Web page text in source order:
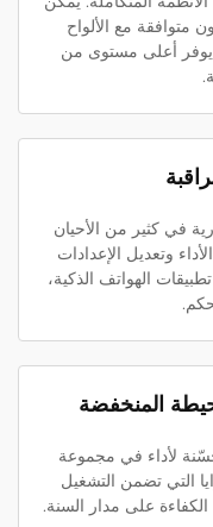
متوافقة مع الألواح
يوفر أعلى مستوى من
في كثير من الأحيان
وتعديل الإعدادات
الهواتف الذكية،
المنخفضة
لأداء في مجموعة
التي تضمن التشغيل
على مدار السنة.